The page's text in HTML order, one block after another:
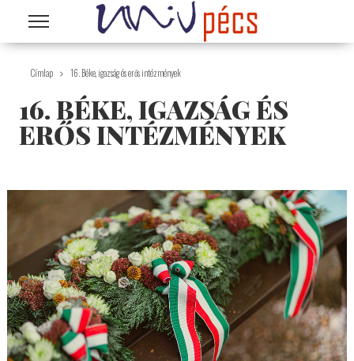
Ugrás a tartalomra
Címlap 16. Béke, igazság és erős intézmények
16. BÉKE, IGAZSÁG ÉS
ERŐS INTÉZMÉNYEK